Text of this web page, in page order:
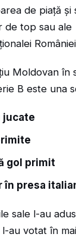
de piață și
de top sau ale
Moldovan în
B este una
jucate
gol primit
în presa
sale l-au
au votat în